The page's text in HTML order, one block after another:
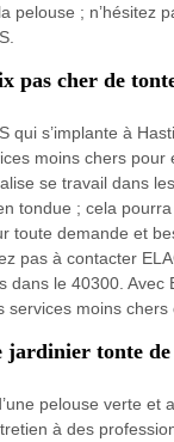
pelouse ; n’hésitez
pas cher de
qui s’implante à
moins chers pour
se travail dans
tondue ; cela
toute demande et
pas à contacter
dans le 40300. Avec
services moins chers
jardinier tonte
pelouse verte et
à des